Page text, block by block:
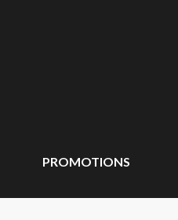
PROMOTIONS